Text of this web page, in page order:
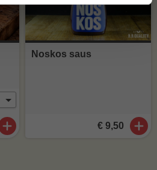
Noskos saus
€ 9,50